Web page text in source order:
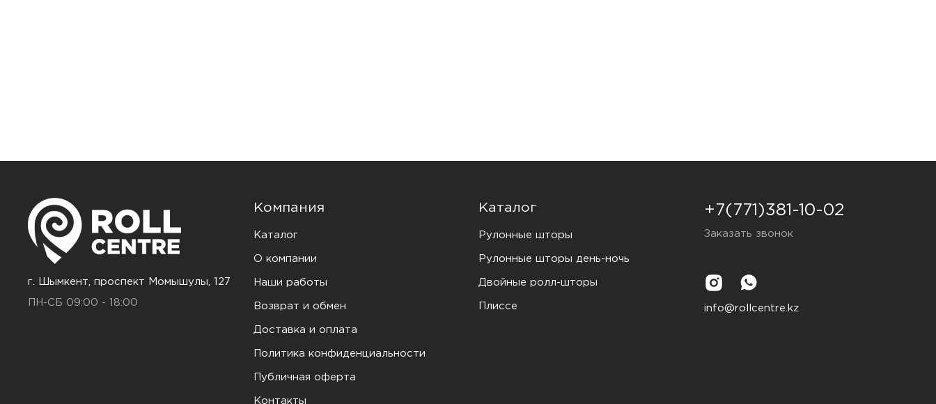
г. Шымкент, проспект Момышулы, 127
ПН-СБ 09:00 - 18:00
Компания
Каталог
О компании
Наши работы
Возврат и обмен
Доставка и оплата
Политика конфиденциальности
Публичная оферта
Контакты
Каталог
Рулонные шторы
Рулонные шторы день-ночь
Двойные ролл-шторы
Плиссе
+7(771)381-10-02
Заказать звонок
info@rollcentre.kz